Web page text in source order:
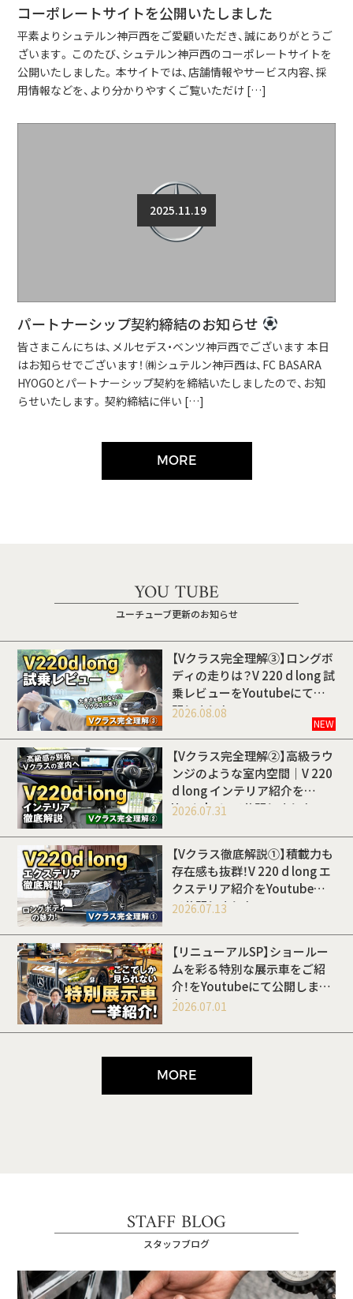
コーポレートサイトを公開いたしました
平素よりシュテルン神戸西をご愛顧いただき、誠にありがとうご
ざいます。 このたび、シュテルン神戸西のコーポレートサイトを
公開いたしました。 本サイトでは、店舗情報やサービス内容、採
用情報などを、より分かりやすくご覧いただけ […]
2025.11.19
パートナーシップ契約締結のお知らせ
皆さまこんにちは、メルセデス・ベンツ神戸西でございます 本日
はお知らせでございます！ ㈱シュテルン神戸西は、FC BASARA
HYOGOとパートナーシップ契約を締結いたしましたので、お知
らせいたします。 契約締結に伴い […]
MORE
YOU TUBE
ユーチューブ更新のお知らせ
【Vクラス完全理解③】ロングボ
ディの走りは？V 220 d long 試
乗レビューをYoutubeにて公
開しました
2026.08.08
NEW
【Vクラス完全理解②】高級ラウ
ンジのような室内空間｜V 220
d long インテリア紹介を
Youtubeにて公開しました
2026.07.31
【Vクラス徹底解説①】積載力も
存在感も抜群！V 220 d long エ
クステリア紹介をYoutubeに
て公開しました
2026.07.13
【リニューアルSP】ショールー
ムを彩る特別な展示車をご紹
介！をYoutubeにて公開しまし
た
2026.07.01
MORE
STAFF BLOG
スタッフブログ